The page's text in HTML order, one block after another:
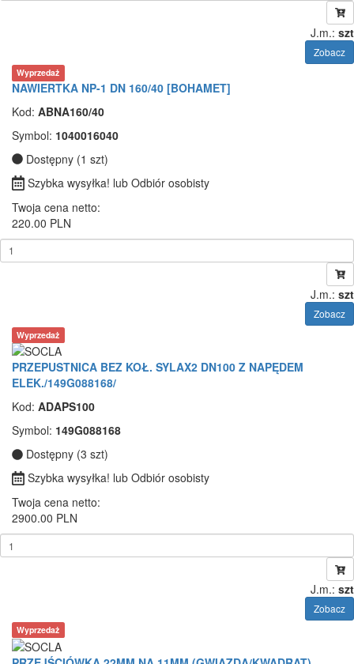
J.m.: szt
Zobacz
Wyprzedaż
NAWIERTKA NP-1 DN 160/40 [BOHAMET]
Kod: ABNA160/40
Symbol: 1040016040
Dostępny (1 szt)
Szybka wysyłka! lub Odbiór osobisty
Twoja cena netto:
220.00 PLN
J.m.: szt
Zobacz
Wyprzedaż
PRZEPUSTNICA BEZ KOŁ. SYLAX2 DN100 Z NAPĘDEM
ELEK./149G088168/
Kod: ADAPS100
Symbol: 149G088168
Dostępny (3 szt)
Szybka wysyłka! lub Odbiór osobisty
Twoja cena netto:
2900.00 PLN
J.m.: szt
Zobacz
Wyprzedaż